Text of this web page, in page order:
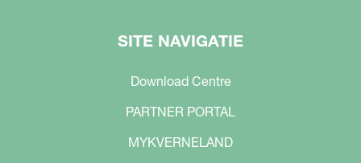
SITE NAVIGATIE
Download Centre
PARTNER PORTAL
MYKVERNELAND